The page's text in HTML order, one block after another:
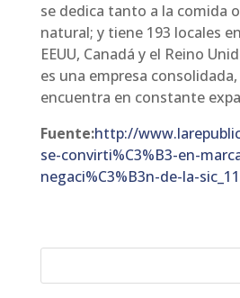
se dedica tanto a la comida
natural; y tiene 193 locales
EEUU, Canadá y el Reino
es una empresa
encuentra en constante
Fuente:http://
se-convirti%C3%B3-en-
negaci%C3%B3n-de-la-